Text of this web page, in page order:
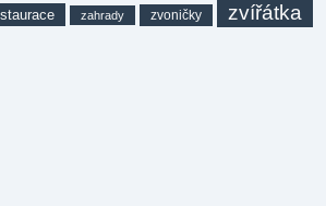
zahrady zvoničky zvířátka